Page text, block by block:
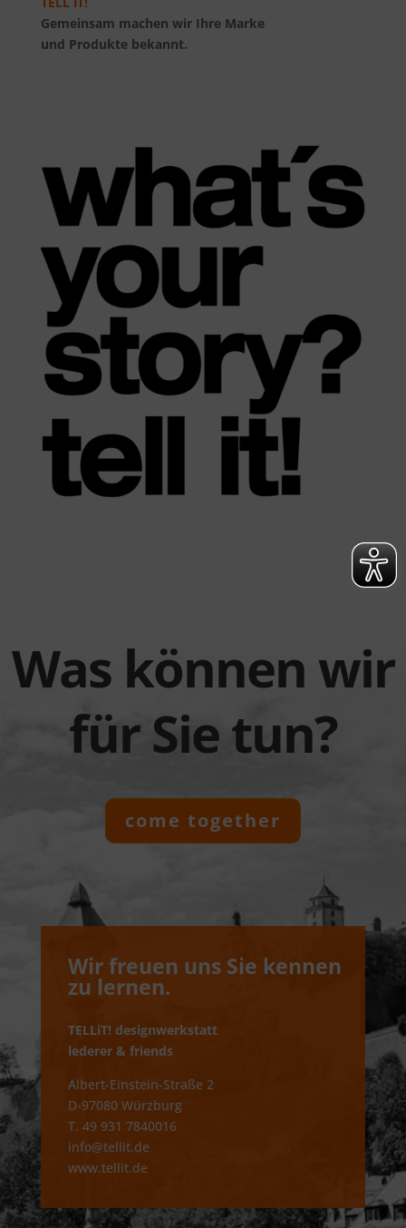
Gemeinsam machen wir Ihre Marke
und Produkte bekannt.
Was können wir
für Sie tun?
come together
Wir freuen uns Sie kennen
zu lernen.
TELLiT! designwerkstatt
lederer & friends
Albert-Einstein-Straße 2
D-97080 Würzburg
T. 49 931 7840016
info@tellit.de
www.tellit.de